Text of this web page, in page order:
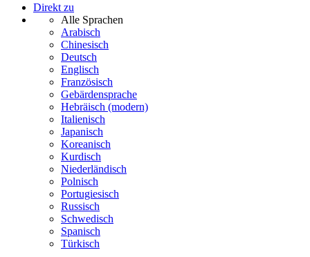
Direkt zu
Alle Sprachen
Arabisch
Chinesisch
Deutsch
Englisch
Französisch
Gebärdensprache
Hebräisch (modern)
Italienisch
Japanisch
Koreanisch
Kurdisch
Niederländisch
Polnisch
Portugiesisch
Russisch
Schwedisch
Spanisch
Türkisch